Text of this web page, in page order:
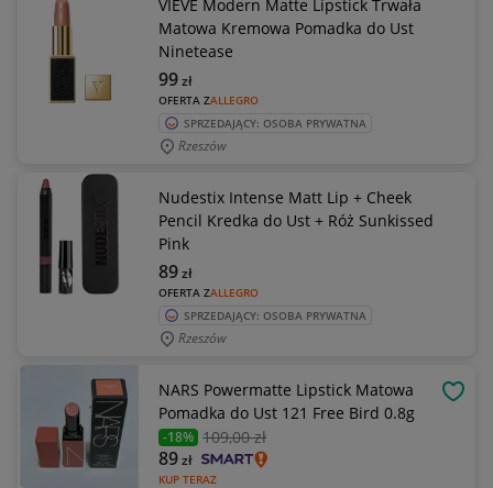
VIEVE Modern Matte Lipstick Trwała
Matowa Kremowa Pomadka do Ust
Ninetease
OFERTA ZALLEGRO
99zł
SPRZEDAJĄCY: OSOBA PRYWATNA
Rzeszów
Nudestix Intense Matt Lip + Cheek
Pencil Kredka do Ust + Róż Sunkissed
Pink
OFERTA ZALLEGRO
89zł
SPRZEDAJĄCY: OSOBA PRYWATNA
Rzeszów
NARS Powermatte Lipstick Matowa
Pomadka do Ust 121 Free Bird 0.8g
-18% 109,00 zł
KUP TERAZ
89zł